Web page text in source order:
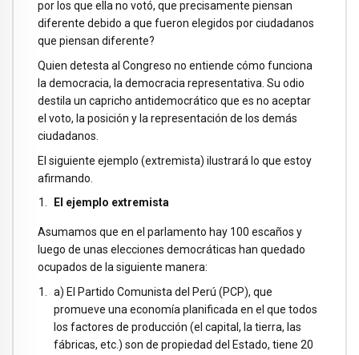
por los que ella no votó, que precisamente piensan
diferente debido a que fueron elegidos por ciudadanos
que piensan diferente?
Quien detesta al Congreso no entiende cómo funciona
la democracia, la democracia representativa. Su odio
destila un capricho antidemocrático que es no aceptar
el voto, la posición y la representación de los demás
ciudadanos.
El siguiente ejemplo (extremista) ilustrará lo que estoy
afirmando.
El ejemplo extremista
Asumamos que en el parlamento hay 100 escaños y
luego de unas elecciones democráticas han quedado
ocupados de la siguiente manera:
a) El Partido Comunista del Perú (PCP), que
promueve una economía planificada en el que todos
los factores de producción (el capital, la tierra, las
fábricas, etc.) son de propiedad del Estado, tiene 20